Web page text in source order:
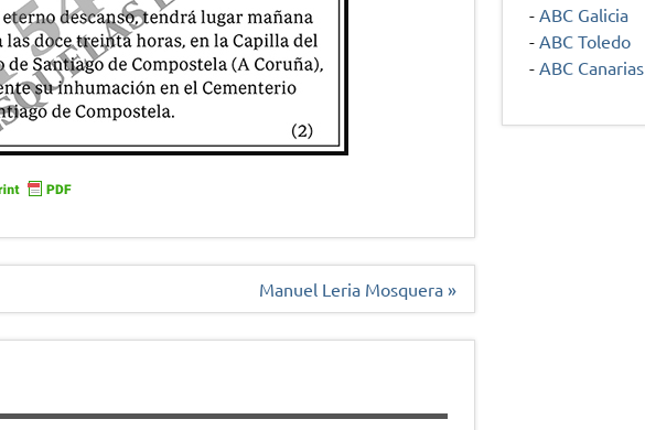
Manuel Leria Mosquera »
- ABC Galicia
- ABC Toledo
- ABC Canarias